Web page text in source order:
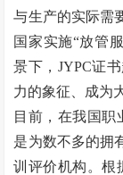
与生产的实际需
国家实施“放管
景下，JYPC证
力的象征、成为
目前，在我国职
是为数不多的拥
训评价机构。根